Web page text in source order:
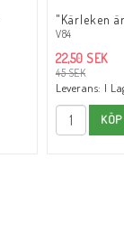
Lägg till i
"Kärleken
V84
45 SEK
22,50 SEK
Leverans: I
KÖP